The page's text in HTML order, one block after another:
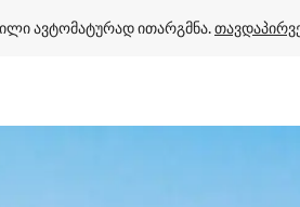
ავტომატურად ითარგმნა.